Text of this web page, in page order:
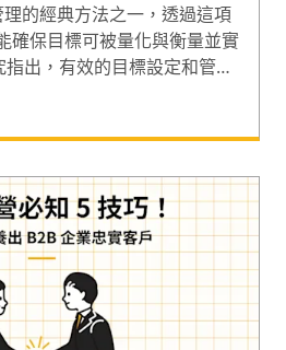
的經典方法之一，透過這項
確保目標可被量化與衡量並實
出，有效的目標設定和管理
工作目的¹。而在管理學大師
）提出的 SMART 原
轉型變革的潘奎佑老師延伸打
。一起來認識新 SMART 原
作目標設定範例，把目標設定